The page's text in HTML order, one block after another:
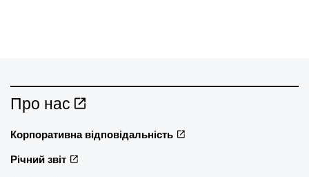
Про нас
Корпоративна відповідальність
Річний звіт